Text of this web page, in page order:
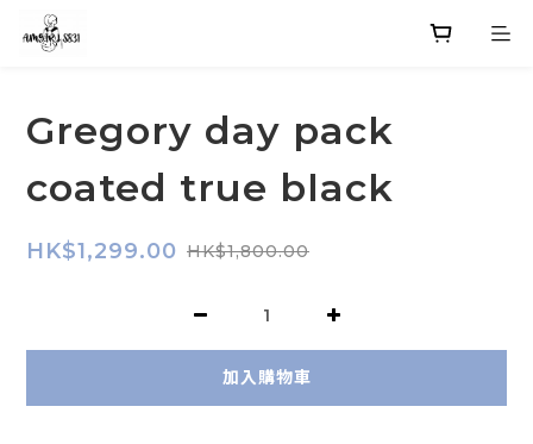
Gregory day pack
coated true black
HK$1,299.00 HK$1,800.00
加入購物車